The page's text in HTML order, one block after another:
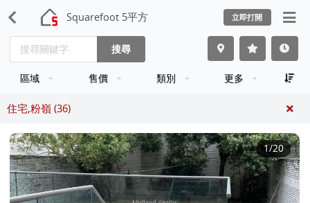
Squarefoot 5平方 立即打開
搜尋
區域 售價 類別 更多
住宅,粉嶺 (36)
1/20